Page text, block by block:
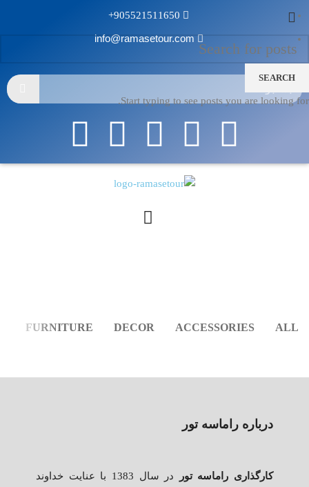
905521511650+
info@ramasetour.com
ALL
ACCESSORIES
DECOR
FURNITURE
درباره راماسه تور
کارگذاری راماسه تور
در سال 1383 با عنایت خداوند
SEARCH
Start typing to see posts you are looking for.